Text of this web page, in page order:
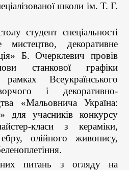
школи ім. Т. Г.
студент спеціальності
мистецтво, декоративне
Б. Очерклевич провів
станкової графіки
Всеукраїнського
і декоративно-
«Мальовнича Україна:
для учасників конкурсу
класи з кераміки,
олійного живопису,
питань з огляду на